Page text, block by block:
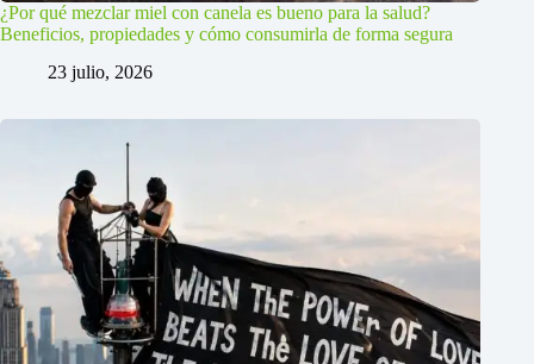
¿Por qué mezclar miel con canela es bueno para la salud?
Beneficios, propiedades y cómo consumirla de forma segura
23 julio, 2026